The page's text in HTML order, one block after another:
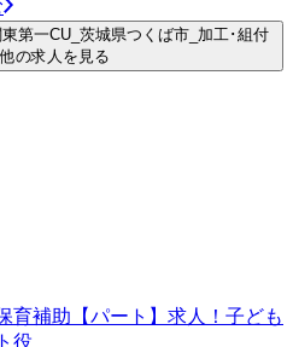
第一CU_茨城県つくば市_加工･組付
の求人を見る
育補助【パート】求人！子ども
役